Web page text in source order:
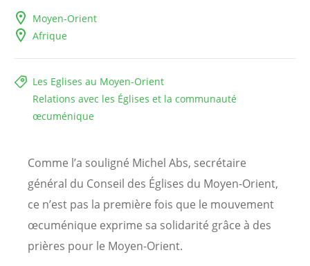
Moyen-Orient
Afrique
Les Eglises au Moyen-Orient
Relations avec les Églises et la communauté
œcuménique
Comme l’a souligné Michel Abs, secrétaire
général du Conseil des Églises du Moyen-Orient,
ce n’est pas la première fois que le mouvement
œcuménique exprime sa solidarité grâce à des
prières pour le Moyen-Orient.